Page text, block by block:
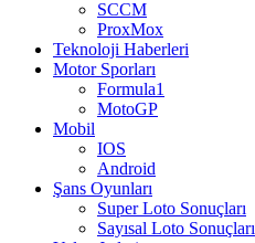
SCCM
ProxMox
Teknoloji Haberleri
Motor Sporları
Formula1
MotoGP
Mobil
IOS
Android
Şans Oyunları
Super Loto Sonuçları
Sayısal Loto Sonuçları